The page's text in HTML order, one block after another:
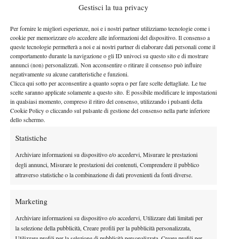
Gestisci la tua privacy
Per fornire le migliori esperienze, noi e i nostri partner utilizziamo tecnologie come i
cookie per memorizzare e/o accedere alle informazioni del dispositivo. Il consenso a
queste tecnologie permetterà a noi e ai nostri partner di elaborare dati personali come il
comportamento durante la navigazione o gli ID univoci su questo sito e di mostrare
annunci (non) personalizzati. Non acconsentire o ritirare il consenso può influire
negativamente su alcune caratteristiche e funzioni.
Clicca qui sotto per acconsentire a quanto sopra o per fare scelte dettagliate. Le tue
scelte saranno applicate solamente a questo sito. È possibile modificare le impostazioni
in qualsiasi momento, compreso il ritiro del consenso, utilizzando i pulsanti della
Cookie Policy o cliccando sul pulsante di gestione del consenso nella parte inferiore
dello schermo.
Statistiche
Archiviare informazioni su dispositivo e/o accedervi, Misurare le prestazioni
degli annunci, Misurare le prestazioni dei contenuti, Comprendere il pubblico
attraverso statistiche o la combinazione di dati provenienti da fonti diverse.
Marketing
Archiviare informazioni su dispositivo e/o accedervi, Utilizzare dati limitati per
la selezione della pubblicità, Creare profili per la pubblicità personalizzata,
In questa fasciai problemi degli italianiemergono in maniera
sostanziale e sostanziosa: se tra i Top 100 riusciamo ad
Gianluca Naso (per un soffio). Attenuanti ce ne sono, basti
pensare alla stagione sfortunata di Giannessi, ma la realtà è che
seconda fascia è solidissima e
francese. In questa zona vanno bene, e non è una sorpresa,
anche i tedeschi, che producono una marea di comprimari. A